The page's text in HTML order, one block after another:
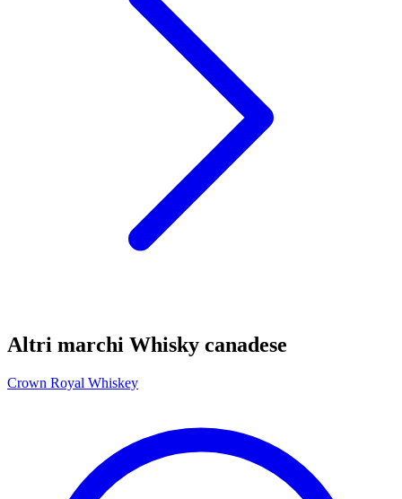
Altri marchi Whisky canadese
Crown Royal Whiskey